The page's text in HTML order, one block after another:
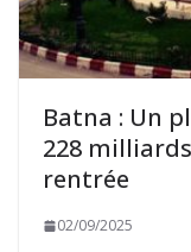
Batna : Un
228
rentrée
02/09/2025